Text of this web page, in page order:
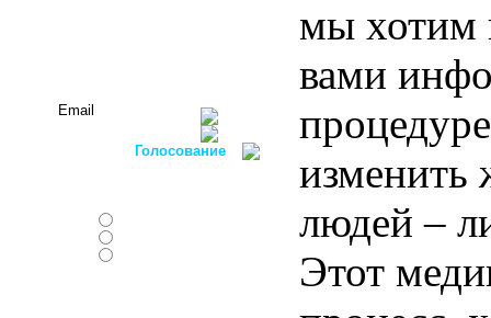
Голосование
мы хотим
вами
изменить
людей –
Этот